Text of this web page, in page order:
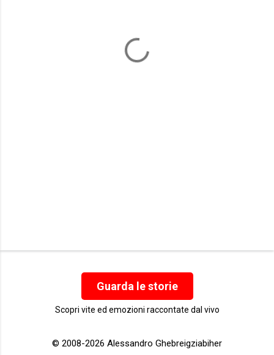
Guarda le storie
Scopri vite ed emozioni raccontate dal vivo
© 2008-2026 Alessandro Ghebreigziabiher